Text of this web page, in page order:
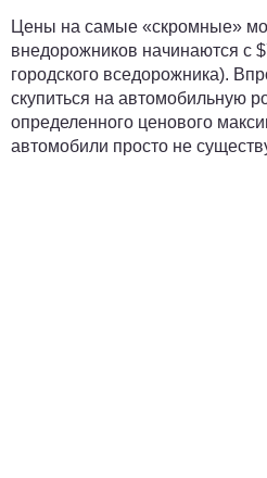
Цены на самые «скромные»
внедорожников начинаются с
городского вседорожника).
скупиться на автомобильную
определенного ценового
автомобили просто не